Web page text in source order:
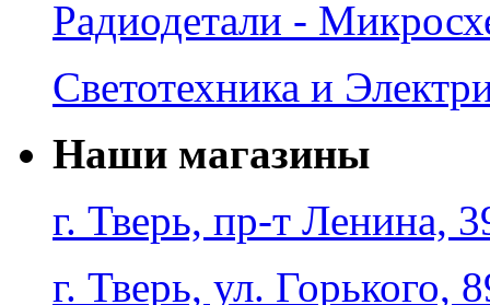
Радиодетали -
Светотехника и
Наши магазины
г. Тверь, пр-т Ленина,
г. Тверь, ул. Горького,